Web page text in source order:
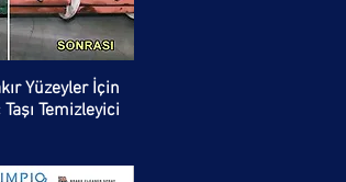
Yüzeyler İçin
Temizleyici